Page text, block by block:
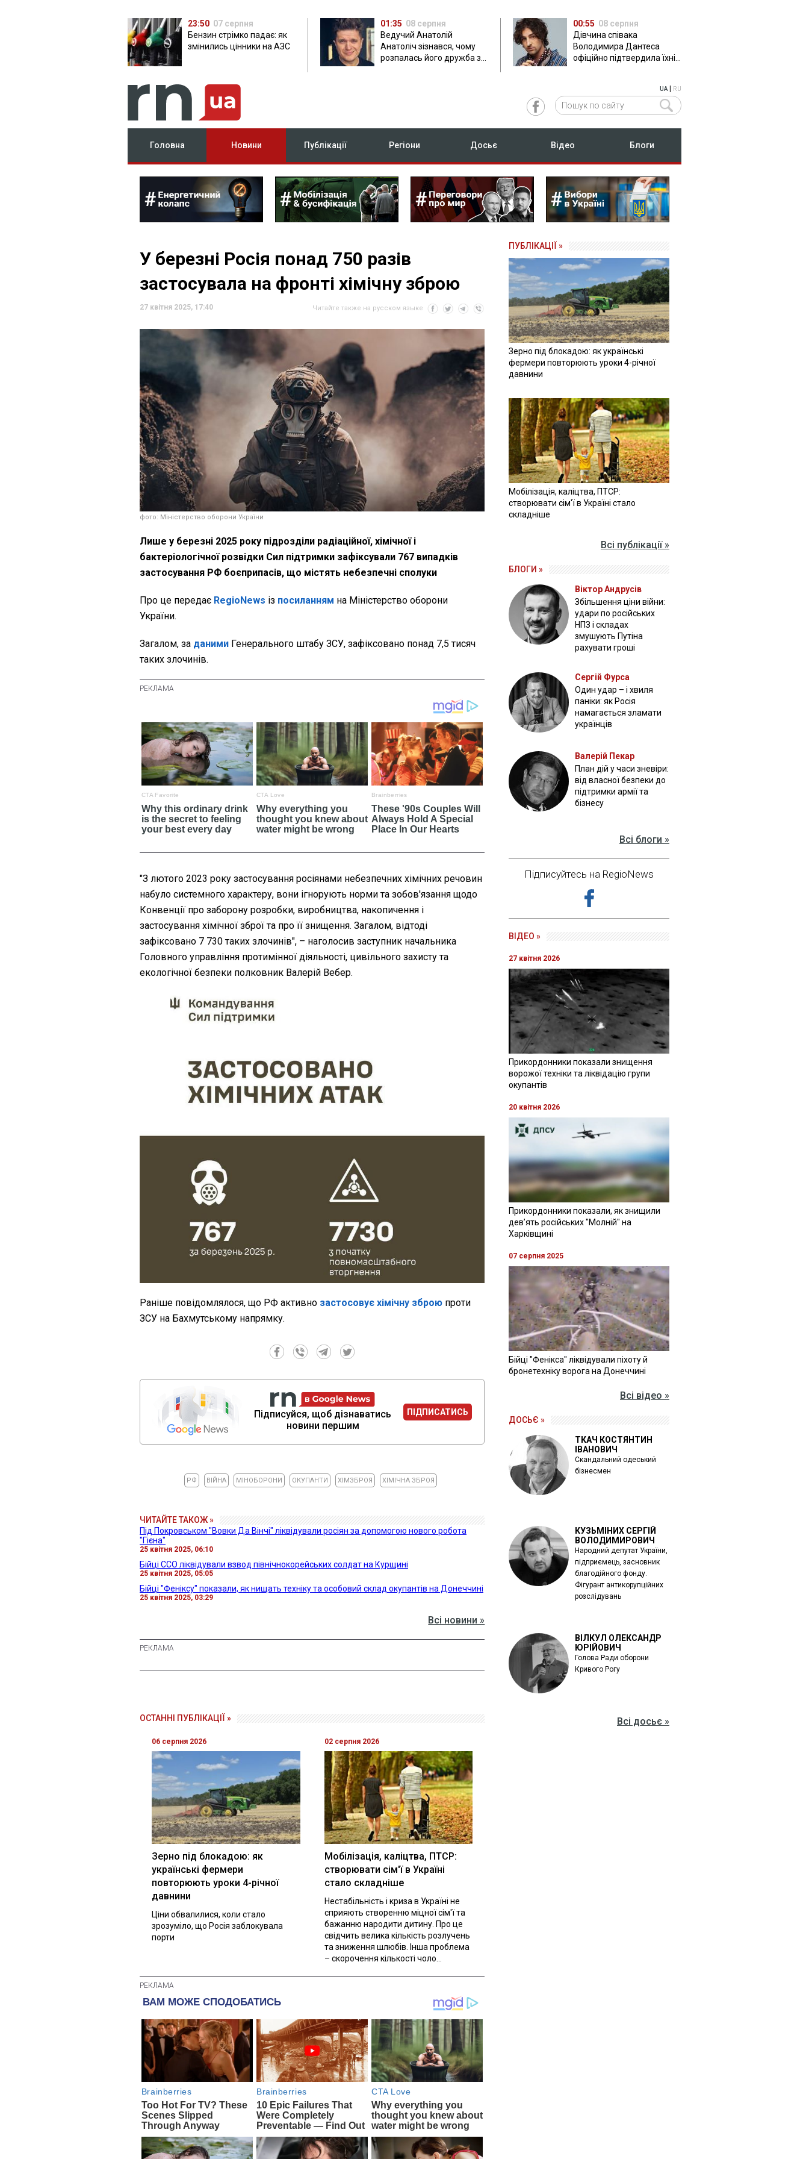
23:50 07 серпня
Бензин стрімко падає: як
змінились цінники на АЗС
01:35 08 серпня
Ведучий Анатолій
Анатоліч зізнався, чому
розпалась його дружба з
00:55 08 серпня
Дівчина співака
Володимира Дантеса
офіційно підтвердила їхні
UA| RU
Головна Новини Публікації Регіони Досьє Відео Блоги
У березні Росія понад 750 разів
застосувала на фронті хімічну зброю
27 квітня 2025, 17:40 Читайте также на русском языке
фото: Міністерство оборони України
Лише у березні 2025 року підрозділи радіаційної, хімічної і
бактеріологічної розвідки Сил підтримки зафіксували 767 випадків
застосування РФ боєприпасів, що містять небезпечні сполуки
Про це передає RegioNews із посиланням на Міністерство оборони
України.
Загалом, за даними Генерального штабу ЗСУ, зафіксовано понад 7,5 тисяч
таких злочинів.
"З лютого 2023 року застосування росіянами небезпечних хімічних речовин
набуло системного характеру, вони ігнорують норми та зобов'язання щодо
Конвенції про заборону розробки, виробництва, накопичення і
застосування хімічної зброї та про її знищення. Загалом, відтоді
зафіксовано 7 730 таких злочинів", – наголосив заступник начальника
Головного управління протимінної діяльності, цивільного захисту та
екологічної безпеки полковник Валерій Вебер.
Раніше повідомлялося, що РФ активно застосовує хімічну зброю проти
ЗСУ на Бахмутському напрямку.
Підписуйся, щоб дізнаватись
новини першим
ПІДПИСАТИСЬ
РФ ВІЙНА МІНОБОРОНИ ОКУПАНТИ ХІМЗБРОЯ ХІМІЧНА ЗБРОЯ
ЧИТАЙТЕ ТАКОЖ »
Під Покровськом "Вовки Да Вінчі" ліквідували росіян за допомогою нового робота
"Гієна"
25 квітня 2025, 06:10
Бійці ССО ліквідували взвод північнокорейських солдат на Курщині
25 квітня 2025, 05:05
Бійці "Феніксу" показали, як нищать техніку та особовий склад окупантів на Донеччині
25 квітня 2025, 03:29
Всі новини »
ОСТАННІ ПУБЛІКАЦІЇ »
06 серпня 2026
Зерно під блокадою: як
українські фермери
повторюють уроки 4-річної
давнини
Ціни обвалилися, коли стало
зрозуміло, що Росія заблокувала
порти
02 серпня 2026
Мобілізація, каліцтва, ПТСР:
створювати сім'ї в Україні
стало складніше
Нестабільність і криза в Україні не
сприяють створенню міцної сім'ї та
бажанню народити дитину. Про це
свідчить велика кількість розлучень
та зниження шлюбів. Інша проблема
– скорочення кількості чоло...
ПУБЛІКАЦІЇ »
Зерно під блокадою: як українські
фермери повторюють уроки 4-річної
давнини
Мобілізація, каліцтва, ПТСР:
створювати сім'ї в Україні стало
складніше
Всі публікації »
БЛОГИ »
Віктор Андрусів
Збільшення ціни війни:
удари по російських
НПЗ і складах
змушують Путіна
рахувати гроші
Сергій Фурса
Один удар – і хвиля
паніки: як Росія
намагається зламати
українців
Валерій Пекар
План дій у часи зневіри:
від власної безпеки до
підтримки армії та
бізнесу
Всі блоги »
Підписуйтесь на RegioNews
ВІДЕО »
27 квітня 2026
Прикордонники показали знищення
ворожої техніки та ліквідацію групи
окупантів
20 квітня 2026
Прикордонники показали, як знищили
девʼять російських "Молній" на
Харківщині
07 серпня 2025
Бійці "Фенікса" ліквідували піхоту й
бронетехніку ворога на Донеччині
Всі відео »
ДОСЬЄ »
ТКАЧ КОСТЯНТИН
ІВАНОВИЧ
Скандальний одеський
бізнесмен
КУЗЬМІНИХ СЕРГІЙ
ВОЛОДИМИРОВИЧ
Народний депутат України,
підприємець, засновник
благодійного фонду.
Фігурант антикорупційних
розслідувань
ВІЛКУЛ ОЛЕКСАНДР
ЮРІЙОВИЧ
Голова Ради оборони
Кривого Рогу
Всі досьє »